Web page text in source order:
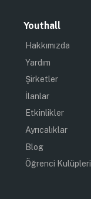
Youthall
Hakkımızda
Yardım
Şirketler
İlanlar
Etkinlikler
Ayrıcalıklar
Blog
Öğrenci Kulüpleri